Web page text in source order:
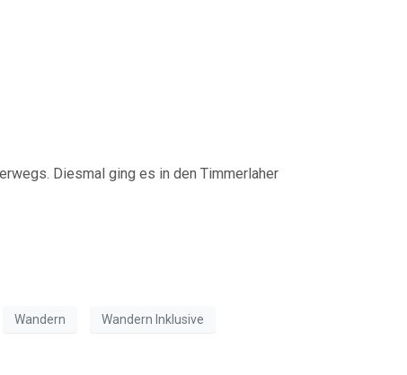
Diesmal ging es in den Timmerlaher
Wandern Wandern Inklusive